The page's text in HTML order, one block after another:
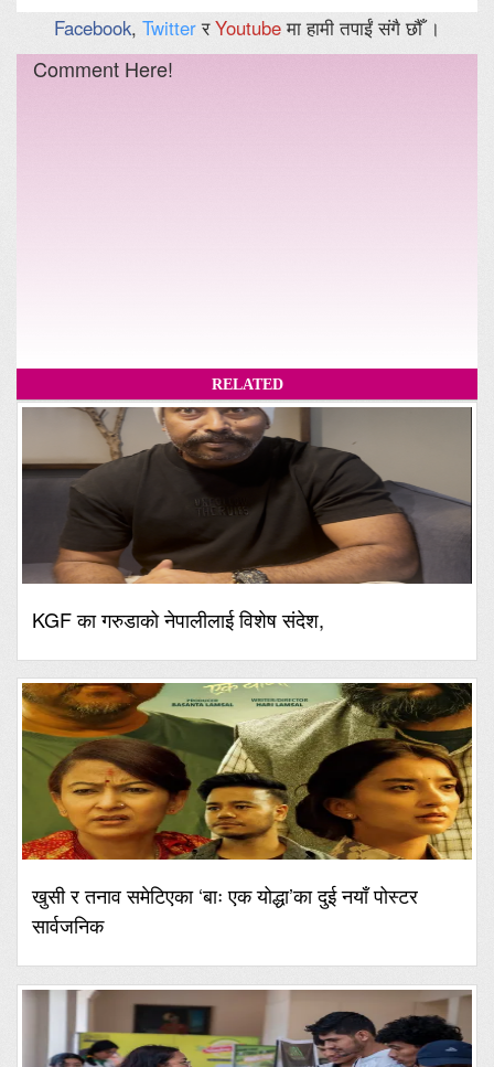
Facebook, TwitterरYoutubeमा हामी तपाईं संगै छौँ ।
Comment Here!
RELATED
KGF का गरुडाको नेपालीलाई विशेष संदेश,
खुसी र तनाव समेटिएका ‘बाः एक योद्धा’का दुई नयाँ पोस्टर
सार्वजनिक